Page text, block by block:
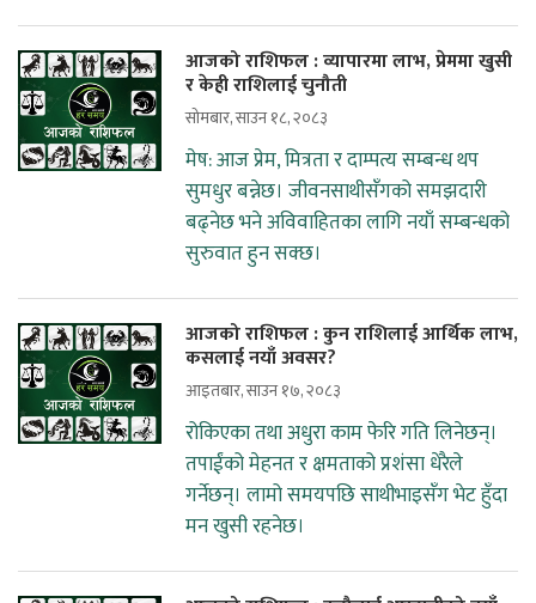
आजको राशिफल : व्यापारमा लाभ, प्रेममा खुसी
र केही राशिलाई चुनौती
सोमबार, साउन १८, २०८३
मेष: आज प्रेम, मित्रता र दाम्पत्य सम्बन्ध थप
सुमधुर बन्नेछ। जीवनसाथीसँगको समझदारी
बढ्नेछ भने अविवाहितका लागि नयाँ सम्बन्धको
सुरुवात हुन सक्छ।
आजको राशिफल : कुन राशिलाई आर्थिक लाभ,
कसलाई नयाँ अवसर?
आइतबार, साउन १७, २०८३
रोकिएका तथा अधुरा काम फेरि गति लिनेछन्।
तपाईंको मेहनत र क्षमताको प्रशंसा धेरैले
गर्नेछन्। लामो समयपछि साथीभाइसँग भेट हुँदा
मन खुसी रहनेछ।